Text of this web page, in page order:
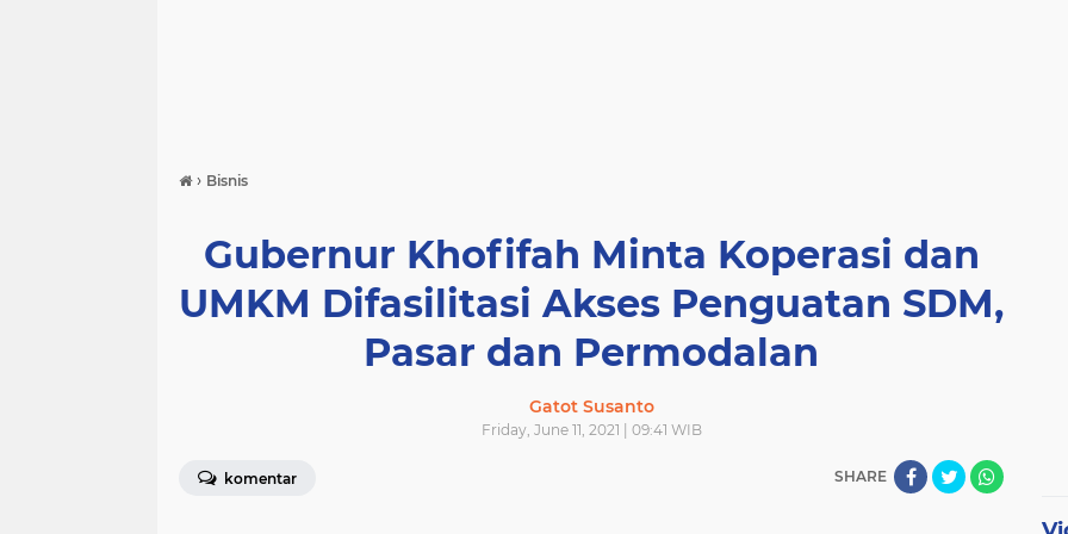
› Bisnis
Gubernur Khofifah Minta Koperasi dan
UMKM Difasilitasi Akses Penguatan SDM,
Pasar dan Permodalan
Gatot Susanto
Friday, June 11, 2021 | 09:41 WIB
komentar SHARE